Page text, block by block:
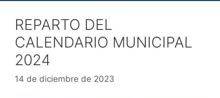
REPARTO DEL
CALENDARIO MUNICIPAL
2024
14 de diciembre de 2023